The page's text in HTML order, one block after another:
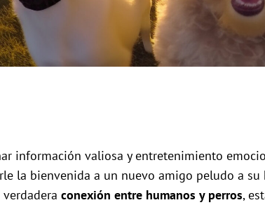
información valiosa y entretenimiento
la bienvenida a un nuevo amigo peludo a
conexión entre humanos y perros,